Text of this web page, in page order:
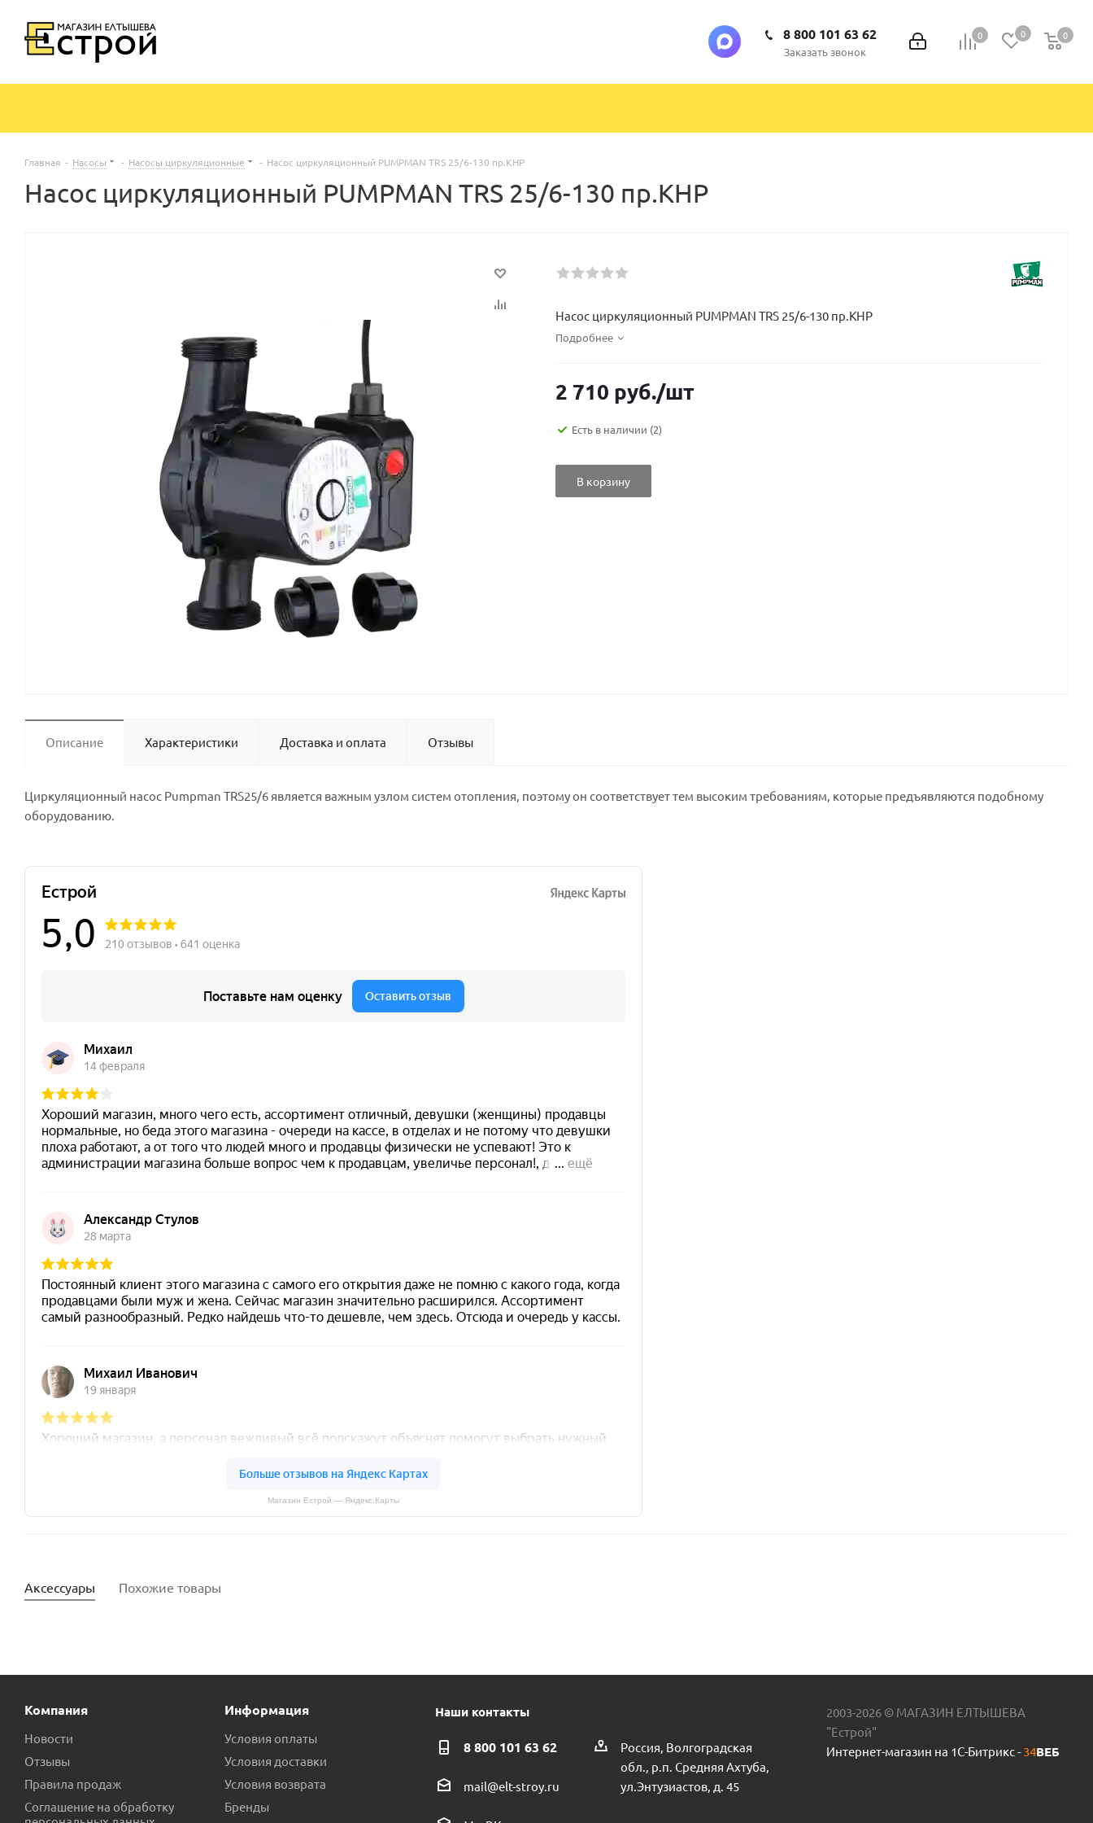
0 0 0
0
8 800 101 63 62
Заказать звонок
Главная - Насосы - Насосы циркуляционные - Насос циркуляционный PUMPMAN TRS 25/6-130 пр.КНР
Насос циркуляционный PUMPMAN TRS 25/6-130 пр.КНР
Насос циркуляционный PUMPMAN TRS 25/6-130 пр.КНР
Подробнее
2 710 руб./шт
Есть в наличии (2)
В корзину
Описание Характеристики Доставка и оплата Отзывы
Циркуляционный насос Pumpman TRS25/6 является важным узлом систем отопления, поэтому он соответствует тем высоким требованиям, которые предъявляются подобному
оборудованию.
Магазин Естрой — Яндекс.Карты
Аксессуары Похожие товары
Блок управления насосом UNIPUMP ТУРБИПРЕСС М с вилкой и розеткой пр.Россия Насосная часть для насоса FJC 140 пр.КНР
Компания
Новости
Отзывы
Правила продаж
Соглашение на обработку
Информация
Условия оплаты
Условия доставки
Условия возврата
Бренды
Наши контакты
8 800 101 63 62
mail@elt-stroy.ru
Россия, Волгоградская
обл., р.п. Средняя Ахтуба,
ул.Энтузиастов, д. 45
2003-2026 © МАГАЗИН ЕЛТЫШЕВА
"Естрой"
Интернет-магазин на 1С-Битрикс - 34ВЕБ